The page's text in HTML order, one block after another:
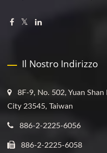
Il Nostro Indirizzo
8F-9, No. 502, Yuan
City 23545, Taiwan
886-2-2225-6056
886-2-2225-6058